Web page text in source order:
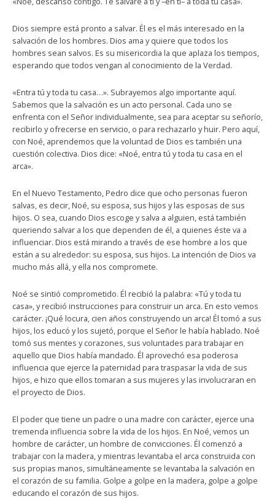
Dios siempre está pronto a salvar. Él es el más interesado en la
salvación de los hombres. Dios ama y quiere que todos los
hombres sean salvos. Es su misericordia la que aplaza los tiempos,
esperando que todos vengan al conocimiento de la Verdad.
«Entra tú y toda tu casa…». Subrayemos algo importante aquí.
Sabemos que la salvación es un acto personal. Cada uno se
enfrenta con el Señor individualmente, sea para aceptar su señorío,
recibirlo y ofrecerse en servicio, o para rechazarlo y huir. Pero aquí,
con Noé, aprendemos que la voluntad de Dios es también una
cuestión colectiva. Dios dice: «Noé, entra tú y toda tu casa en el
arca».
En el Nuevo Testamento, Pedro dice que ocho personas fueron
salvas, es decir, Noé, su esposa, sus hijos y las esposas de sus
hijos. O sea, cuando Dios escoge y salva a alguien, está también
queriendo salvar a los que dependen de él, a quienes éste va a
influenciar. Dios está mirando a través de ese hombre a los que
están a su alrededor: su esposa, sus hijos. La intención de Dios va
mucho más allá, y ella nos compromete.
Noé se sintió comprometido. Él recibió la palabra: «Tú y toda tu
casa», y recibió instrucciones para construir un arca. En esto vemos
carácter. ¡Qué locura, cien años construyendo un arca! Él tomó a sus
hijos, los educó y los sujetó, porque el Señor le había hablado. Noé
tomó sus mentes y corazones, sus voluntades para trabajar en
aquello que Dios había mandado. Él aprovechó esa poderosa
influencia que ejerce la paternidad para traspasar la vida de sus
hijos, e hizo que ellos tomaran a sus mujeres y las involucraran en
el proyecto de Dios.
El poder que tiene un padre o una madre con carácter, ejerce una
tremenda influencia sobre la vida de los hijos. En Noé, vemos un
hombre de carácter, un hombre de convicciones. Él comenzó a
trabajar con la madera, y mientras levantaba el arca construida con
sus propias manos, simultáneamente se levantaba la salvación en
el corazón de su familia. Golpe a golpe en la madera, golpe a golpe
educando el corazón de sus hijos.